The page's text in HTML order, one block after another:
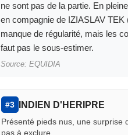
ne sont pas de la partie. En
en compagnie de IZIASLAV
manque de régularité, mais les
faut pas le sous-estimer.
Source: EQUIDIA
#3 INDIEN D'HERIPRE
Présenté pieds nus, une surprise
pas à exclure.